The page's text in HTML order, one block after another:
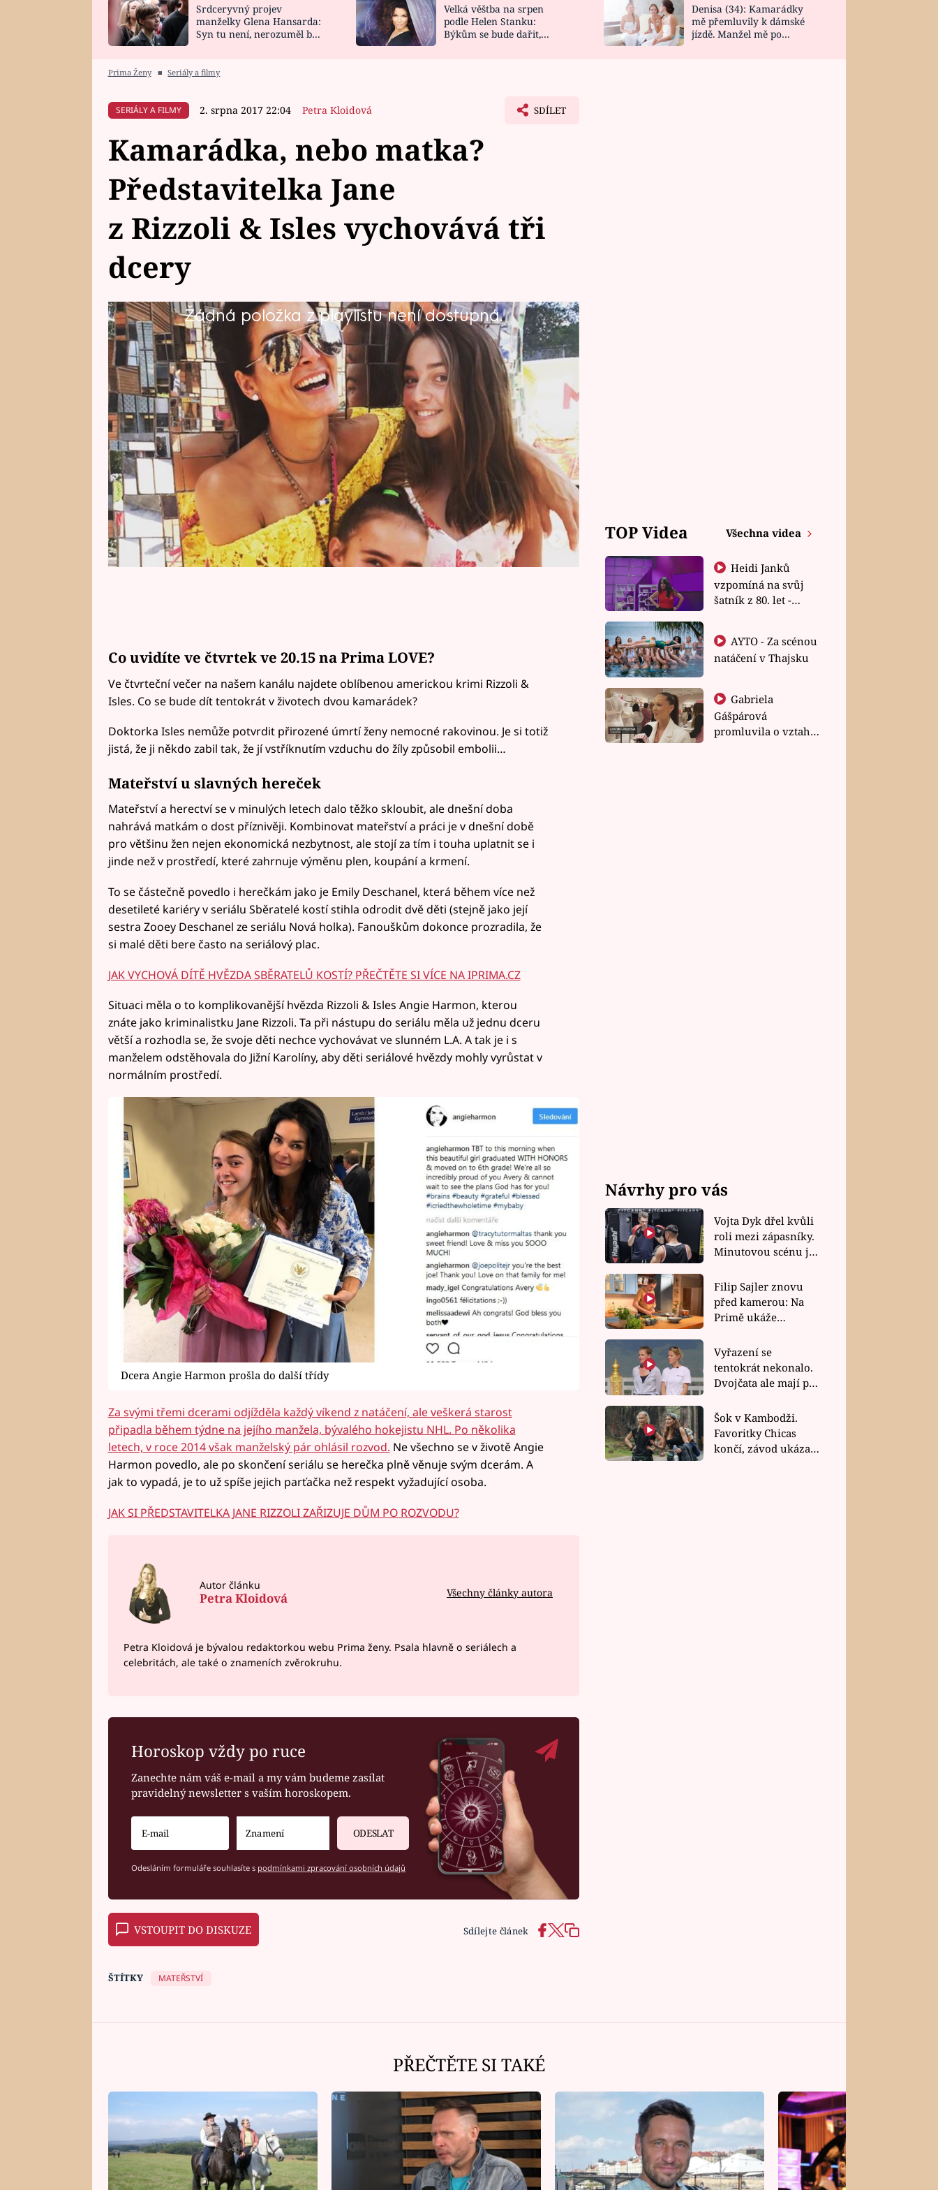
HOROSKOP NA
CELEBRITY
VAŘENÍ
NOVINKY
VIDEORECEPTY
DESIGN
Srdceryvný projev
manželky Glena Hansarda:
Syn tu není, nerozuměl by
Velká věštba na srpen
podle Helen Stanku:
Býkům se bude dařit,
Denisa (34): Kamarádky
mě přemluvily k dámské
jízdě. Manžel mě po
Prima Ženy ■ Seriály a filmy
SERIÁLY A FILMY 2. srpna 2017 22:04 Petra Kloidová SDÍLET
Kamarádka, nebo matka?
Představitelka Jane
z Rizzoli & Isles vychovává tři
dcery
Žádná položka z playlistu není dostupná.
Angie Harmon, již můžete znát jako sarkastickou vyšetřovatelku v
seriálu Rizzoli & Isles, je matkou tří dcer. Na jejich výchově se podílela
částečně kvůli natáčení v jiném státu. Teď si svou roli matky užívá na
sto procent. Je víc kamarádka, nebo matka?
Co uvidíte ve čtvrtek ve 20.15 na Prima LOVE?
Ve čtvrteční večer na našem kanálu najdete oblíbenou americkou krimi Rizzoli &
Isles. Co se bude dít tentokrát v životech dvou kamarádek?
Doktorka Isles nemůže potvrdit přirozené úmrtí ženy nemocné rakovinou. Je si totiž
jistá, že ji někdo zabil tak, že jí vstříknutím vzduchu do žíly způsobil embolii…
Mateřství u slavných hereček
Mateřství a herectví se v minulých letech dalo těžko skloubit, ale dnešní doba
nahrává matkám o dost příznivěji. Kombinovat mateřství a práci je v dnešní době
pro většinu žen nejen ekonomická nezbytnost, ale stojí za tím i touha uplatnit se i
jinde než v prostředí, které zahrnuje výměnu plen, koupání a krmení.
To se částečně povedlo i herečkám jako je Emily Deschanel, která během více než
desetileté kariéry v seriálu Sběratelé kostí stihla odrodit dvě děti (stejně jako její
sestra Zooey Deschanel ze seriálu Nová holka). Fanouškům dokonce prozradila, že
si malé děti bere často na seriálový plac.
JAK VYCHOVÁ DÍTĚ HVĚZDA SBĚRATELŮ KOSTÍ? PŘEČTĚTE SI VÍCE NA IPRIMA.CZ
Situaci měla o to komplikovanější hvězda Rizzoli & Isles Angie Harmon, kterou
znáte jako kriminalistku Jane Rizzoli. Ta při nástupu do seriálu měla už jednu dceru
větší a rozhodla se, že svoje děti nechce vychovávat ve slunném L.A. A tak je i s
manželem odstěhovala do Jižní Karolíny, aby děti seriálové hvězdy mohly vyrůstat v
normálním prostředí.
Dcera Angie Harmon prošla do další třídy
Za svými třemi dcerami odjížděla každý víkend z natáčení, ale veškerá starost
připadla během týdne na jejího manžela, bývalého hokejistu NHL. Po několika
letech, v roce 2014 však manželský pár ohlásil rozvod. Ne všechno se v životě Angie
Harmon povedlo, ale po skončení seriálu se herečka plně věnuje svým dcerám. A
jak to vypadá, je to už spíše jejich parťačka než respekt vyžadující osoba.
JAK SI PŘEDSTAVITELKA JANE RIZZOLI ZAŘIZUJE DŮM PO ROZVODU?
Autor článku
Petra Kloidová Všechny články autora
Petra Kloidová je bývalou redaktorkou webu Prima ženy. Psala hlavně o seriálech a
celebritách, ale také o znameních zvěrokruhu.
Horoskop vždy po ruce
Zanechte nám váš e-mail a my vám budeme zasílat
pravidelný newsletter s vaším horoskopem.
ODESLAT
Odesláním formuláře souhlasíte s podmínkami zpracování osobních údajů
VSTOUPIT DO DISKUZE Sdílejte článek
ŠTÍTKY MATEŘSTVÍ
TOP Videa Všechna videa
Heidi Janků
vzpomíná na svůj
šatník z 80. let -
natáčení v Thajsku
Gabriela
Gášpárová
promluvila o vztahu
Návrhy pro vás
Vojta Dyk dřel kvůli
roli mezi zápasníky.
Minutovou scénu jel
Filip Sajler znovu
před kamerou: Na
Primě ukáže
rychlé recepty
Vyřazení se
tentokrát nekonalo.
Dvojčata ale mají po
závodu nůž na krku
Šok v Kambodži.
Favoritky Chicas
končí, závod ukázal
PŘEČTĚTE SI TAKÉ